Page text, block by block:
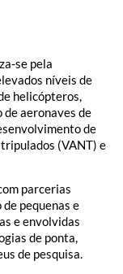
se pela
níveis de
helicópteros,
de aeronaves de
de
(VANT) e
parcerias
pequenas e
e envolvidas
de ponta,
de pesquisa.